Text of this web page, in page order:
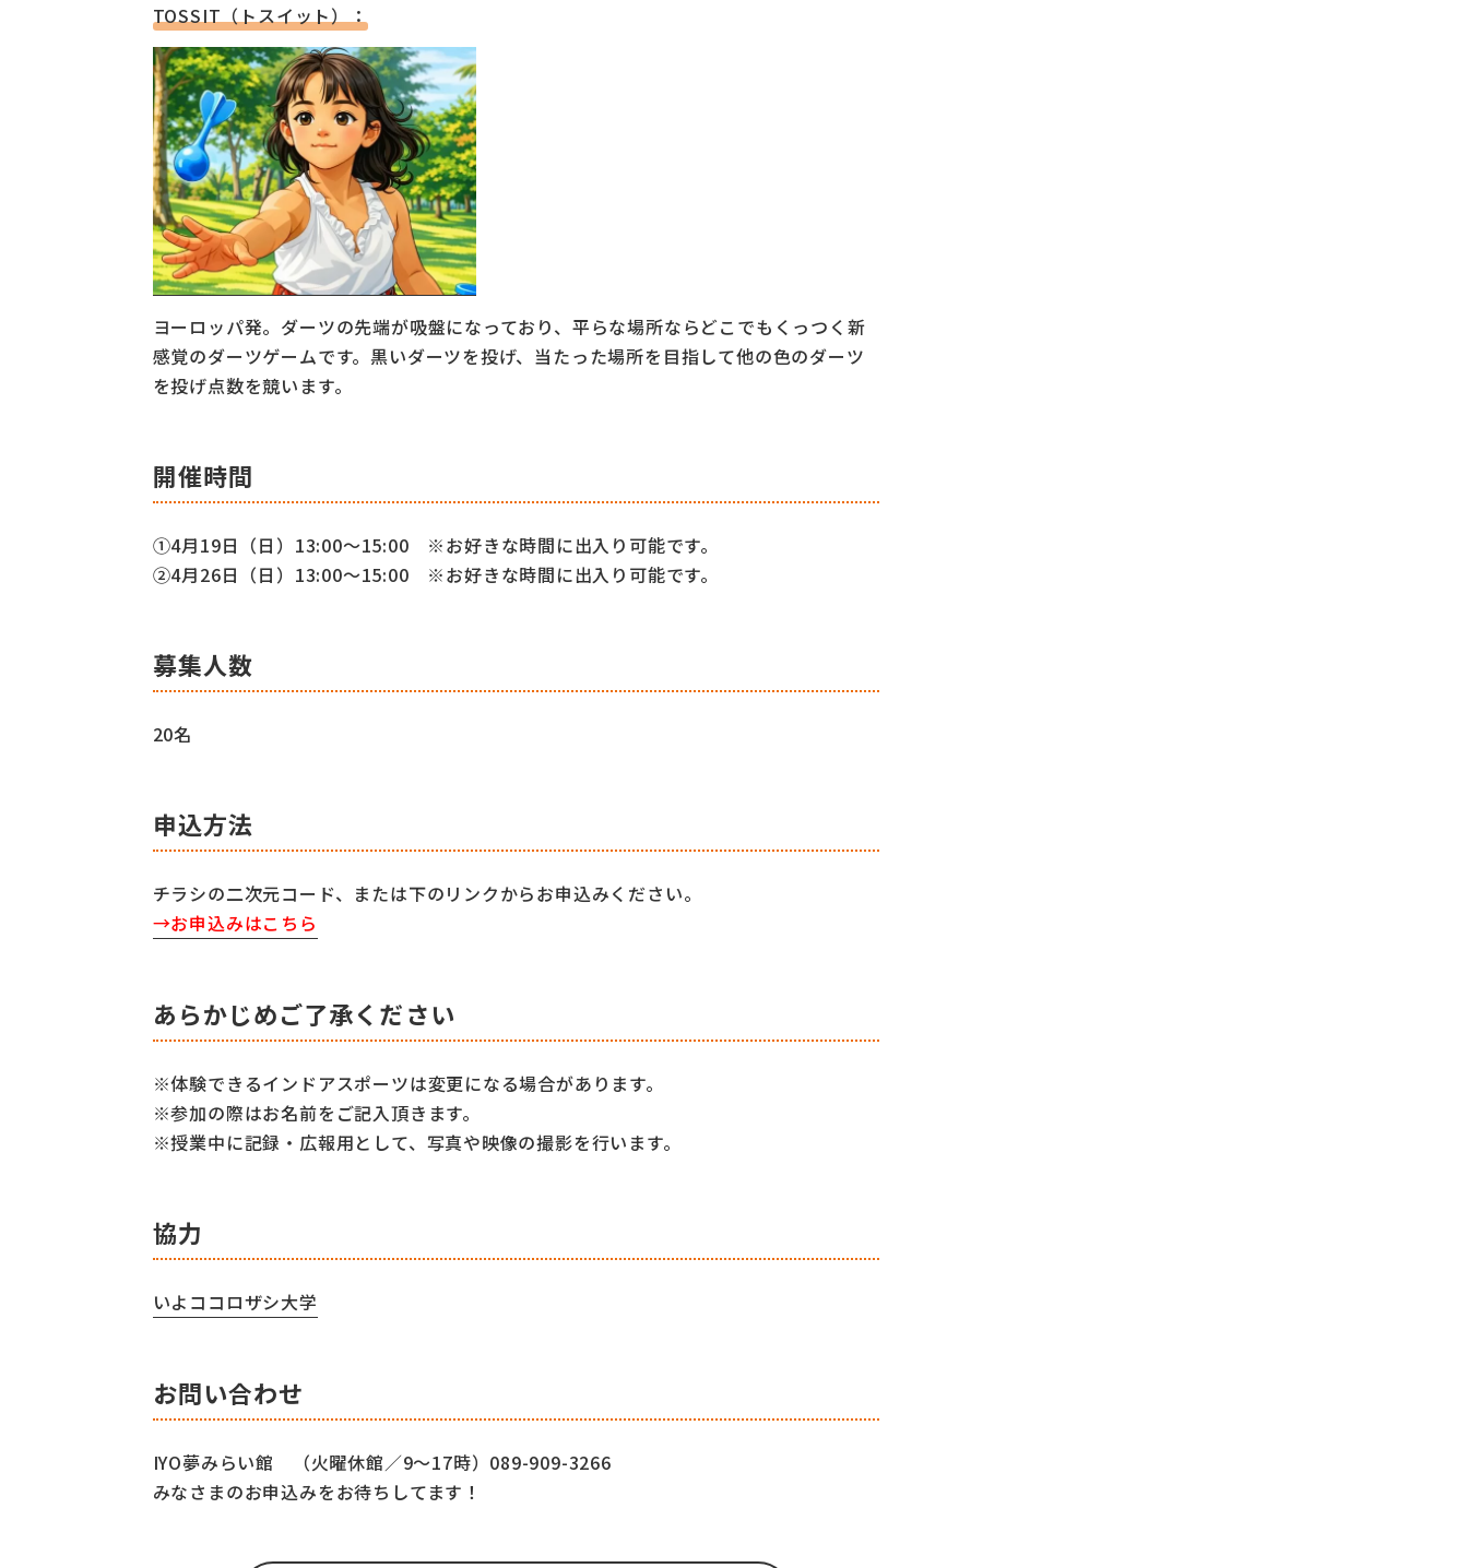
TOSSIT（トスイット）：
ヨーロッパ発。ダーツの先端が吸盤になっており、平らな場所ならどこでもくっつく新
感覚のダーツゲームです。黒いダーツを投げ、当たった場所を目指して他の色のダーツ
を投げ点数を競います。
開催時間
①4月19日（日）13:00〜15:00 ※お好きな時間に出入り可能です。
②4月26日（日）13:00〜15:00 ※お好きな時間に出入り可能です。
募集人数
20名
申込方法
チラシの二次元コード、または下のリンクからお申込みください。
→お申込みはこちら
あらかじめご了承ください
※体験できるインドアスポーツは変更になる場合があります。
※参加の際はお名前をご記入頂きます。
※授業中に記録・広報用として、写真や映像の撮影を行います。
協力
いよココロザシ大学
お問い合わせ
IYO夢みらい館 （火曜休館／9～17時）089-909-3266
みなさまのお申込みをお待ちしてます！